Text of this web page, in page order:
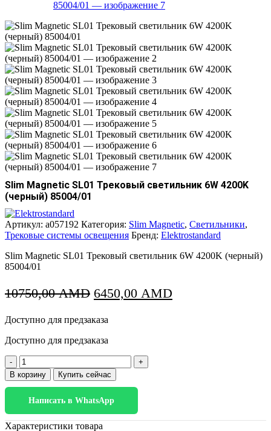
Slim Magnetic SL01 Трековый светильник 6W 4200K
(черный) 85004/01
Артикул: a057192 Категория: Slim Magnetic, Светильники,
Трековые системы освещения Бренд: Elektrostandard
Slim Magnetic SL01 Трековый светильник 6W 4200K (черный)
85004/01
10750,00AMD Первоначальная
составляла
10750,00 AMD.
6450,00 AMD
Доступно для предзаказа
Доступно для предзаказа
Количество
товара
Slim
SL01
Трековый
светильник
В корзину Купить сейчас
Написать в WhatsApp
Характеристики товара